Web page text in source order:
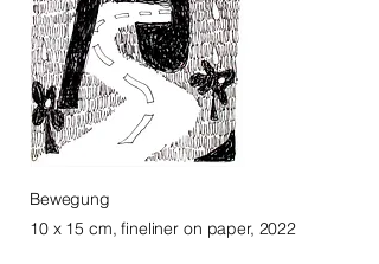
Bewegung
10 x 15 cm, fineliner on paper, 2022